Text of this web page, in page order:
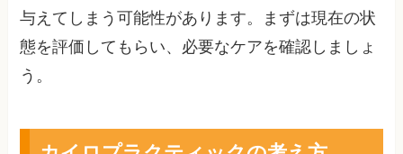
与えてしまう可能性があります。まずは現在の状
態を評価してもらい、必要なケアを確認しましょ
う。